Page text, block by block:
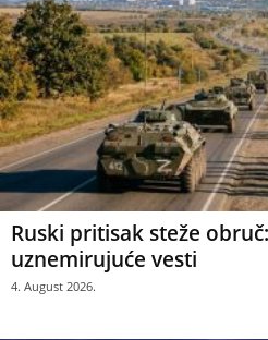
Ruski pritisak steže
uznemirujuće vesti
4. August 2026.